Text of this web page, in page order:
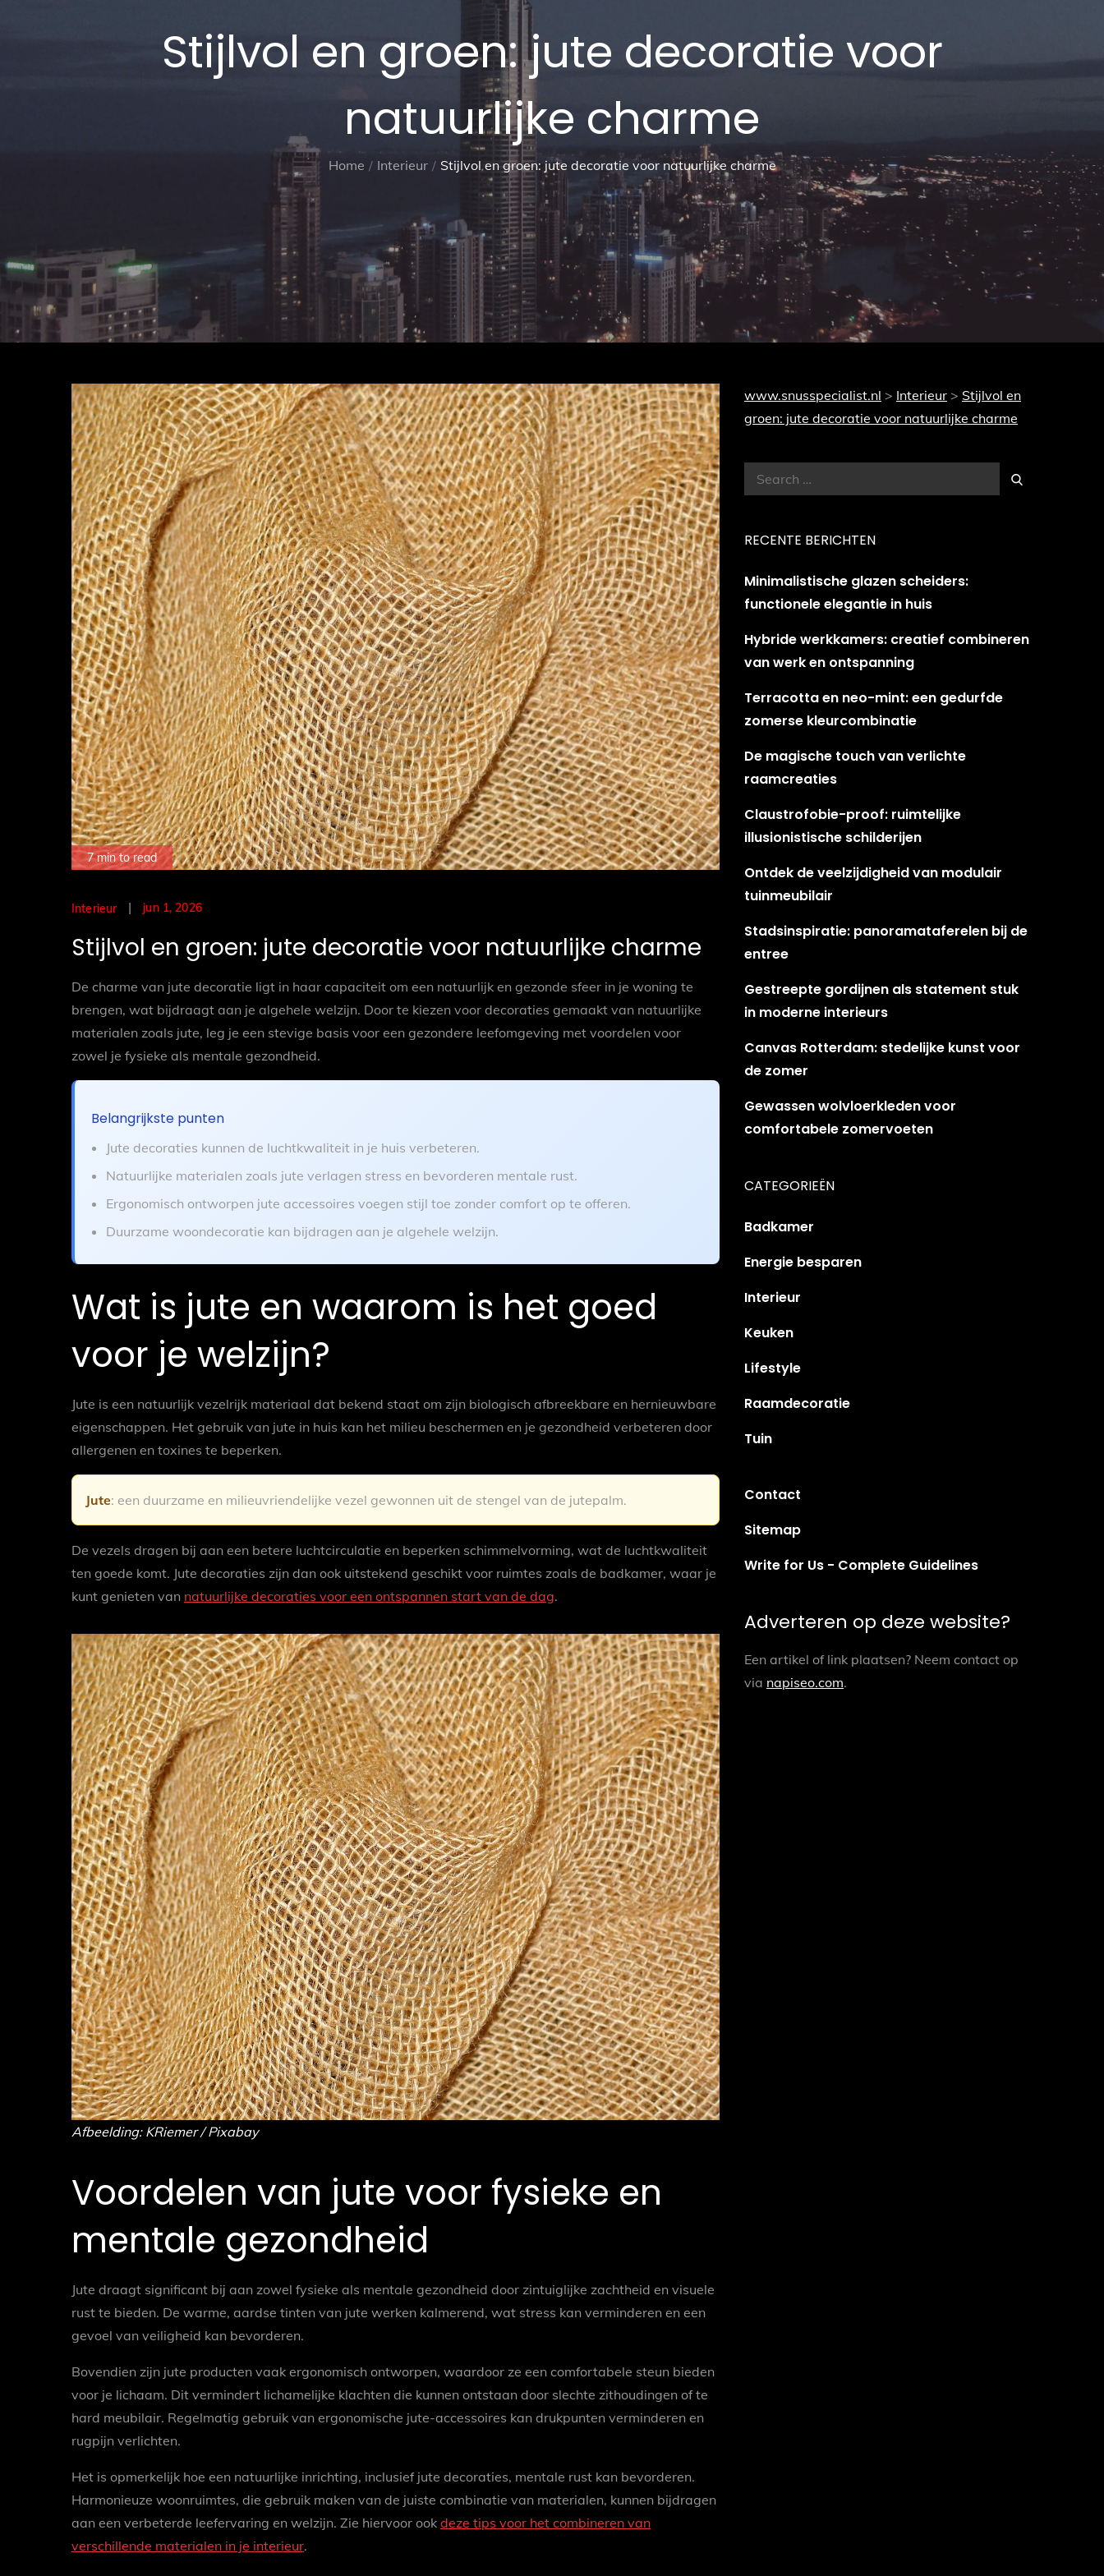
Stijlvol en groen: jute decoratie voor
natuurlijke charme
Home Interieur Stijlvol en groen: jute decoratie voor natuurlijke charme
7 min to read
Interieur
Posted
jun 1, 2026
Stijlvol en groen: jute decoratie voor natuurlijke charme
De charme van jute decoratie ligt in haar capaciteit om een natuurlijk en gezonde sfeer in je woning te
brengen, wat bijdraagt aan je algehele welzijn. Door te kiezen voor decoraties gemaakt van natuurlijke
materialen zoals jute, leg je een stevige basis voor een gezondere leefomgeving met voordelen voor
zowel je fysieke als mentale gezondheid.
Belangrijkste punten
Jute decoraties kunnen de luchtkwaliteit in je huis verbeteren.
Natuurlijke materialen zoals jute verlagen stress en bevorderen mentale rust.
Ergonomisch ontworpen jute accessoires voegen stijl toe zonder comfort op te offeren.
Duurzame woondecoratie kan bijdragen aan je algehele welzijn.
Wat is jute en waarom is het goed
voor je welzijn?
Jute is een natuurlijk vezelrijk materiaal dat bekend staat om zijn biologisch afbreekbare en hernieuwbare
eigenschappen. Het gebruik van jute in huis kan het milieu beschermen en je gezondheid verbeteren door
allergenen en toxines te beperken.
Jute: een duurzame en milieuvriendelijke vezel gewonnen uit de stengel van de jutepalm.
De vezels dragen bij aan een betere luchtcirculatie en beperken schimmelvorming, wat de luchtkwaliteit
ten goede komt. Jute decoraties zijn dan ook uitstekend geschikt voor ruimtes zoals de badkamer, waar je
kunt genieten van natuurlijke decoraties voor een ontspannen start van de dag.
Afbeelding: KRiemer / Pixabay
Voordelen van jute voor fysieke en
mentale gezondheid
Jute draagt significant bij aan zowel fysieke als mentale gezondheid door zintuiglijke zachtheid en visuele
rust te bieden. De warme, aardse tinten van jute werken kalmerend, wat stress kan verminderen en een
gevoel van veiligheid kan bevorderen.
Bovendien zijn jute producten vaak ergonomisch ontworpen, waardoor ze een comfortabele steun bieden
voor je lichaam. Dit vermindert lichamelijke klachten die kunnen ontstaan door slechte zithoudingen of te
hard meubilair. Regelmatig gebruik van ergonomische jute-accessoires kan drukpunten verminderen en
rugpijn verlichten.
Het is opmerkelijk hoe een natuurlijke inrichting, inclusief jute decoraties, mentale rust kan bevorderen.
Harmonieuze woonruimtes, die gebruik maken van de juiste combinatie van materialen, kunnen bijdragen
aan een verbeterde leefervaring en welzijn. Zie hiervoor ook deze tips voor het combineren van
verschillende materialen in je interieur.
www.snusspecialist.nl > Interieur > Stijlvol en
groen: jute decoratie voor natuurlijke charme
Search
for:
Search
RECENTE BERICHTEN
Minimalistische glazen scheiders:
functionele elegantie in huis
Hybride werkkamers: creatief combineren
van werk en ontspanning
Terracotta en neo-mint: een gedurfde
zomerse kleurcombinatie
De magische touch van verlichte
raamcreaties
Claustrofobie-proof: ruimtelijke
illusionistische schilderijen
Ontdek de veelzijdigheid van modulair
tuinmeubilair
Stadsinspiratie: panoramataferelen bij de
entree
Gestreepte gordijnen als statement stuk
in moderne interieurs
Canvas Rotterdam: stedelijke kunst voor
de zomer
Gewassen wolvloerkleden voor
comfortabele zomervoeten
CATEGORIEËN
Badkamer
Energie besparen
Interieur
Keuken
Lifestyle
Raamdecoratie
Tuin
Contact
Sitemap
Write for Us - Complete Guidelines
Adverteren op deze website?
Een artikel of link plaatsen? Neem contact op
via napiseo.com.